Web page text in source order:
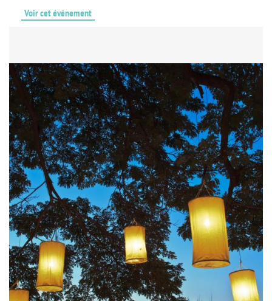
Voir cet événement